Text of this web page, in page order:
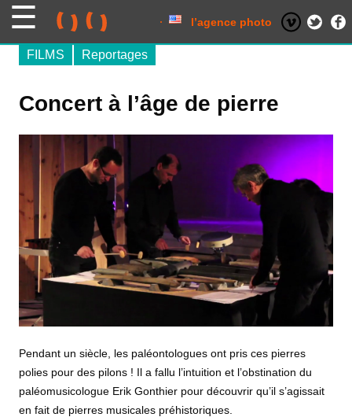
l’agence photo
Concert à l’âge de pierre
FILMS Reportages
Pendant un siècle, les paléontologues ont pris ces pierres
polies pour des pilons ! Il a fallu l’intuition et l’obstination du
paléomusicologue Erik Gonthier pour découvrir qu’il s’agissait
en fait de pierres musicales préhistoriques.